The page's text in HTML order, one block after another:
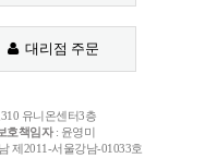
대리점 주문
유니온센터3층
호책임자: 윤영미
제2011-서울강남-01033호